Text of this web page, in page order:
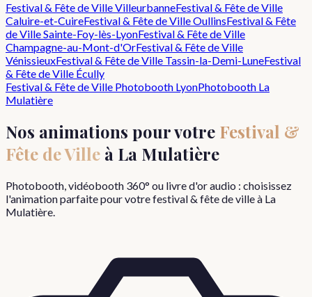
Festival & Fête de VilleVilleurbanneFestival & Fête de Ville
Caluire-et-CuireFestival & Fête de VilleOullinsFestival & Fête
de VilleSainte-Foy-lès-LyonFestival & Fête de Ville
Champagne-au-Mont-d'OrFestival & Fête de Ville
VénissieuxFestival & Fête de Ville Tassin-la-Demi-LuneFestival
& Fête de Ville Écully
Festival & Fête de Ville Photobooth LyonPhotobooth La
Mulatière
Nos animations pour votre Festival &
Fête de Ville à La Mulatière
Photobooth, vidéobooth 360° ou livre d'or audio : choisissez
l'animation parfaite pour votrefestival & fête de villeà La
Mulatière.